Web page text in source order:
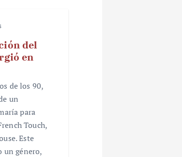
del
en
de los 90,
un
para
Touch,
Este
un género,